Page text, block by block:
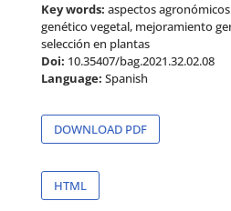
Key words: aspectos
genético vegetal, mejoramiento
selección en plantas
Doi: 10.35407/bag.2021.32.02.08
Language: Spanish
DOWNLOAD PDF
HTML